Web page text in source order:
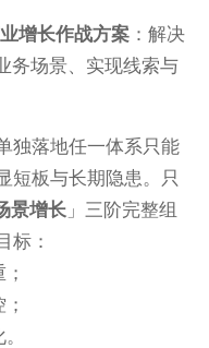
增长作战方案 ：解决
务场景、实现线索与
独落地任一体系只能
短板与长期隐患。只
景增长 」三阶完整组
标：